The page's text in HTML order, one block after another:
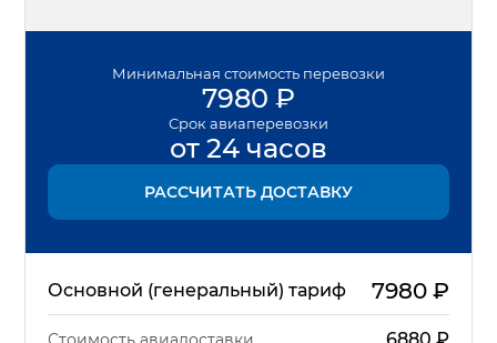
Минимальная стоимость перевозки
7980 ₽
Срок авиаперевозки
от 24 часов
РАССЧИТАТЬ ДОСТАВКУ
Основной (генеральный) тариф 7980₽